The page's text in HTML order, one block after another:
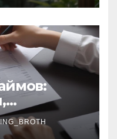
и